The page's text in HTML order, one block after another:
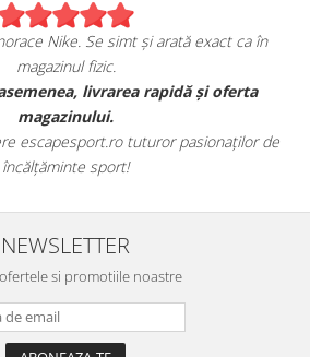
Nike. Se simt și arată exact ca în
magazinul fizic.
livrarea rapidă și oferta
magazinului.
escapesport.ro tuturor pasionaților de
încălțăminte sport!
NEWSLETTER
si promotiile noastre